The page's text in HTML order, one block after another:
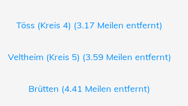
Töss (Kreis 4) (3.17 Meilen entfernt)
Veltheim (Kreis 5) (3.59 Meilen entfernt)
Brütten (4.41 Meilen entfernt)